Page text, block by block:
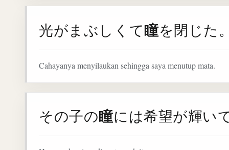
光がまぶしくて瞳を閉じた。
Cahayanya menyilaukan sehingga saya menutup mata.
その子の瞳には希望が輝い